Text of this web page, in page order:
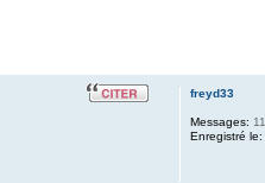
freyd33
Messages: 11
Enregistré le: